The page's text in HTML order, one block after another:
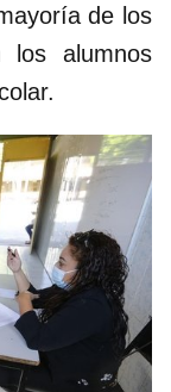
de los
los alumnos